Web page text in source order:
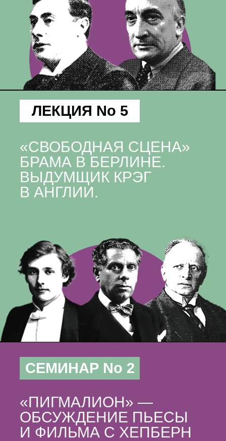
«СВОБОДНАЯ СЦЕНА»
БРАМА В БЕРЛИНЕ.
ВЫДУМЩИК КРЭГ
В АНГЛИИ.
ЛЕКЦИЯ No 5
СЕМИНАР No 2
«ПИГМАЛИОН» —
ОБСУЖДЕНИЕ ПЬЕСЫ
И ФИЛЬМА С ХЕПБЕРН